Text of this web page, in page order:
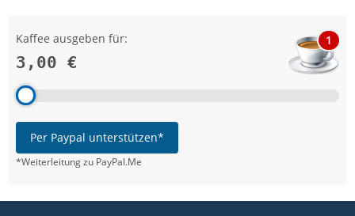
Kaffee ausgeben für:
3,00 €
1
Per Paypal unterstützen*
*Weiterleitung zu PayPal.Me